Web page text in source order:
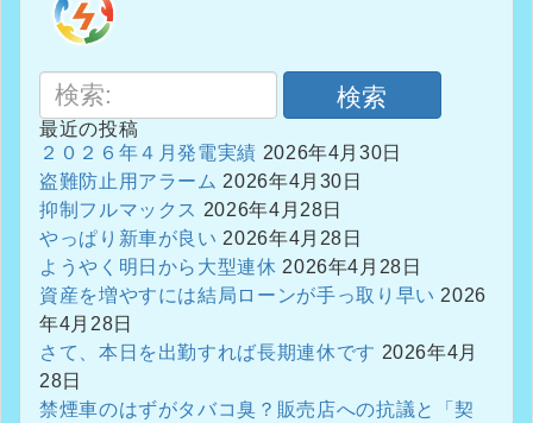
検索
最近の投稿
２０２６年４月発電実績 2026年4月30日
盗難防止用アラーム 2026年4月30日
抑制フルマックス 2026年4月28日
やっぱり新車が良い 2026年4月28日
ようやく明日から大型連休 2026年4月28日
資産を増やすには結局ローンが手っ取り早い 2026
年4月28日
さて、本日を出勤すれば長期連休です 2026年4月
28日
禁煙車のはずがタバコ臭？販売店への抗議と「契